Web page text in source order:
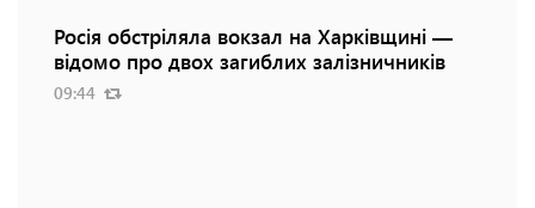
Росія обстріляла вокзал на Харківщині —
відомо про двох загиблих залізничників
09:44